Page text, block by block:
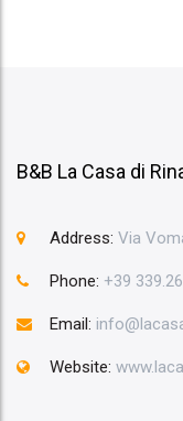
B&B La Casa di
Address: Via
Phone: +39
Email:
Website: